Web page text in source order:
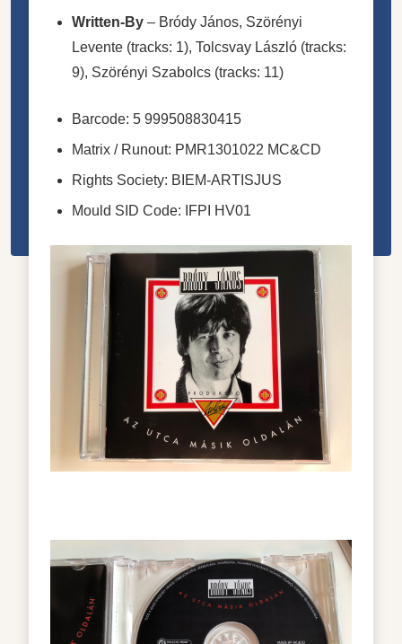
Written-By – Bródy János, Szörényi
Levente (tracks: 1), Tolcsvay László (tracks:
9), Szörényi Szabolcs (tracks: 11)
Barcode: 5 999508830415
Matrix / Runout: PMR1301022 MC&CD
Rights Society: BIEM-ARTISJUS
Mould SID Code: IFPI HV01